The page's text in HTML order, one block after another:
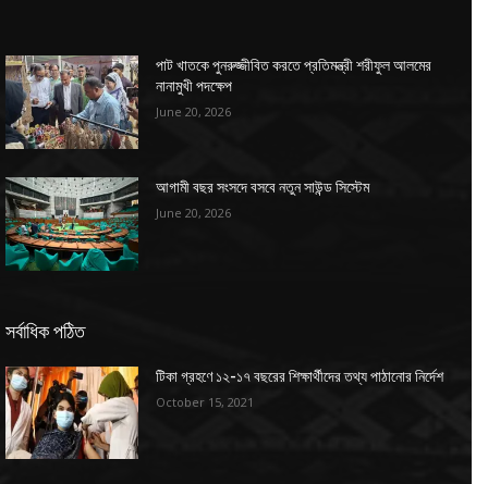
পাট খাতকে পুনরুজ্জীবিত করতে প্রতিমন্ত্রী শরীফুল আলমের
নানামুখী পদক্ষেপ
June 20, 2026
আগামী বছর সংসদে বসবে নতুন সাউন্ড সিস্টেম
June 20, 2026
সর্বাধিক পঠিত
টিকা গ্রহণে ১২-১৭ বছরের শিক্ষার্থীদের তথ্য পাঠানোর নির্দেশ
October 15, 2021